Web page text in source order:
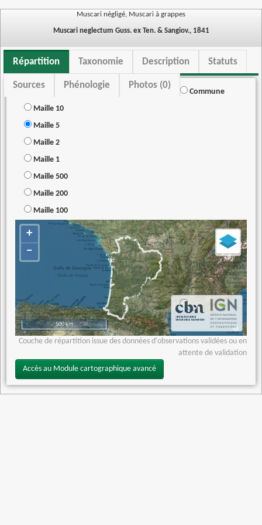
Muscari négligé, Muscari à grappes
Muscari neglectum Guss. ex Ten. & Sangiov., 1841
Répartition Taxonomie Description Statuts
Sources Phénologie Photos (0)
Commune
Maille 10
Maille 5
Maille 2
Maille 1
Maille 500
Maille 200
Maille 100
+
−
500 km
Couche de répartition issue des données d'observations validées ou en
attente de validation
Accès au Module cartographique avancé